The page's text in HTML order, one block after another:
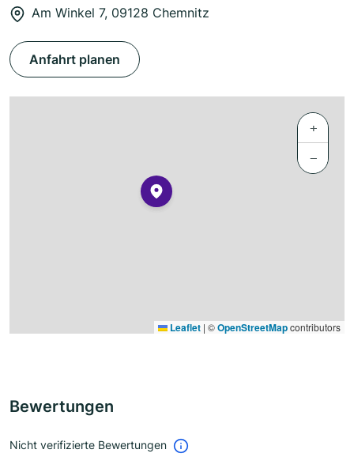
Am Winkel 7, 09128 Chemnitz
Anfahrt planen
+
−
Leaflet | ©OpenStreetMapcontributors
Bewertungen
Nicht verifizierte Bewertungen